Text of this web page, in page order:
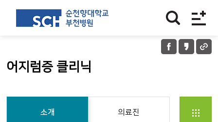
어지럼증 클리닉
소개 의료진